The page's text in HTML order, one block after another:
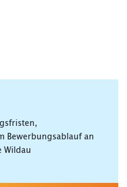
Bewerbungsablauf an
Wildau